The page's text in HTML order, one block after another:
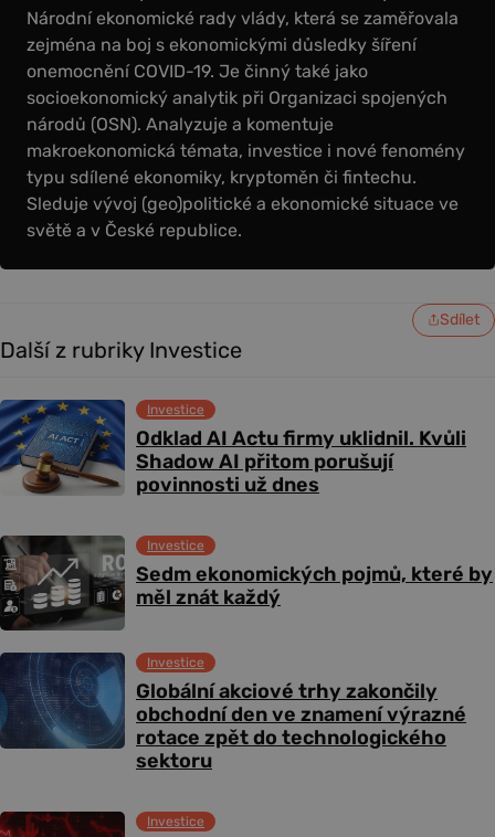
Národní ekonomické rady vlády, která se zaměřovala
zejména na boj s ekonomickými důsledky šíření
onemocnění COVID-19. Je činný také jako
socioekonomický analytik při Organizaci spojených
národů (OSN). Analyzuje a komentuje
makroekonomická témata, investice i nové fenomény
typu sdílené ekonomiky, kryptoměn či fintechu.
Sleduje vývoj (geo)politické a ekonomické situace ve
světě a v České republice.
Sdílet
Další z rubriky Investice
Odklad AI Actu firmy uklidnil. Kvůli
Shadow AI přitom porušují
povinnosti už dnes
Investice
Sedm ekonomických pojmů, které by
měl znát každý
Investice
Globální akciové trhy zakončily
obchodní den ve znamení výrazné
rotace zpět do technologického
sektoru
Investice
Investice